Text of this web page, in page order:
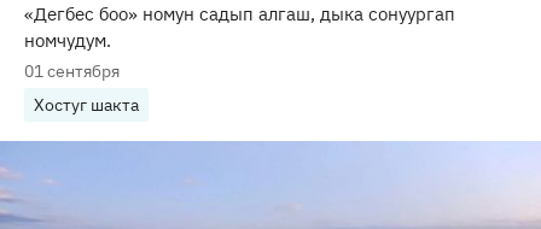
«Дегбес боо» номун садып алгаш, дыка сонуургап
номчудум.
01 сентября
Хостуг шакта